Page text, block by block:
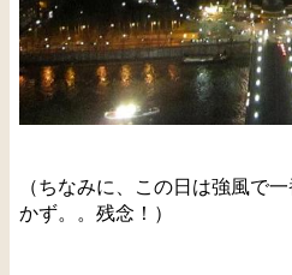
（ちなみに、この日は強風で
かず。。残念！）